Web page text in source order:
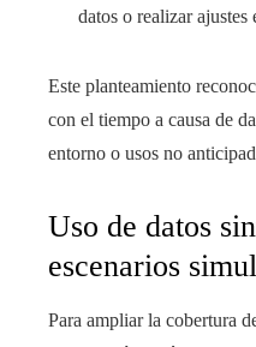
datos o realizar ajustes
Este planteamiento
con el tiempo a causa de
entorno o usos no
Uso de datos
escenarios
Para ampliar la cobertura